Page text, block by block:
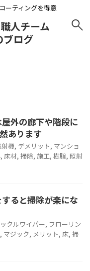
ーティングを得意
人チーム
ブログ
外の廊下や階段に
あります
機, デメリット, マンショ
, 床材, 掃除, 施工, 樹脂, 照射
ると掃除が楽にな
クルワイパー, フローリン
, マジック, メリット, 床, 掃